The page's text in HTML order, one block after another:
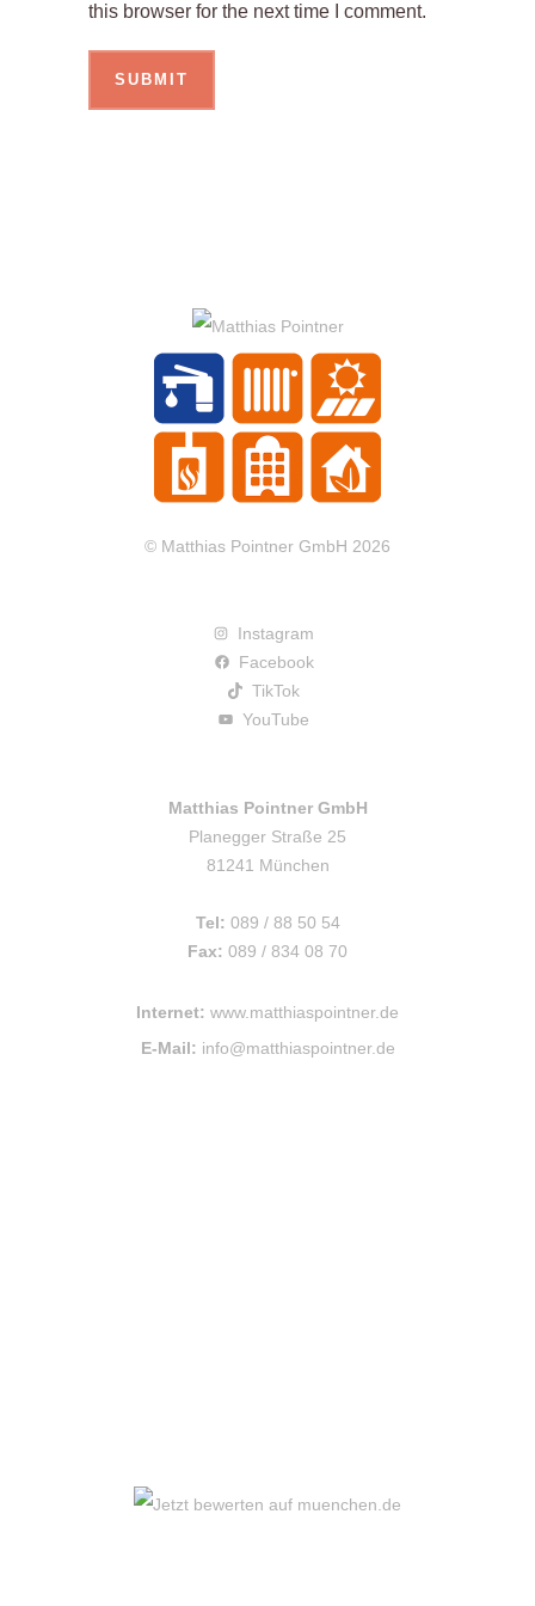
this browser for the next time I comment.
© Matthias Pointner GmbH 2026
Instagram
Facebook
TikTok
YouTube
Matthias Pointner GmbH
Planegger Straße 25
81241 München
Tel: 089 / 88 50 54
Fax: 089 / 834 08 70
Internet: www.matthiaspointner.de
E-Mail: info@matthiaspointner.de